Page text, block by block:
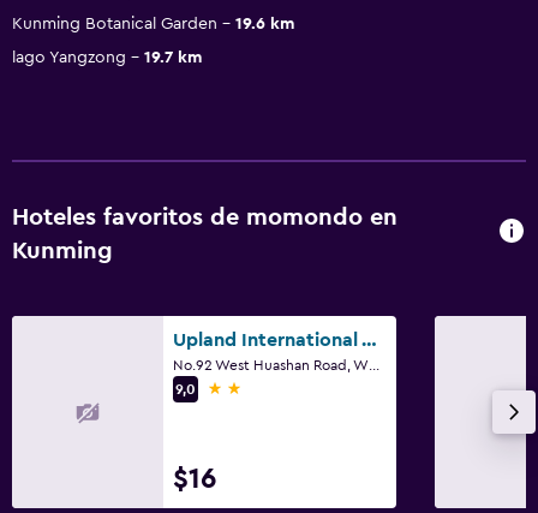
Kunming Botanical Garden
19.6 km
lago Yangzong
19.7 km
Hoteles favoritos de momondo en
Kunming
Upland International Youth Hostel
9,0
2 estrellas
$16